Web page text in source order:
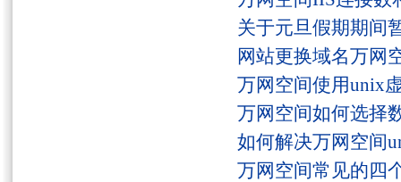
关于元旦假期期间
网站更换域名万网
万网空间使用unix
万网空间如何选择
如何解决万网空间
万网空间常见的四